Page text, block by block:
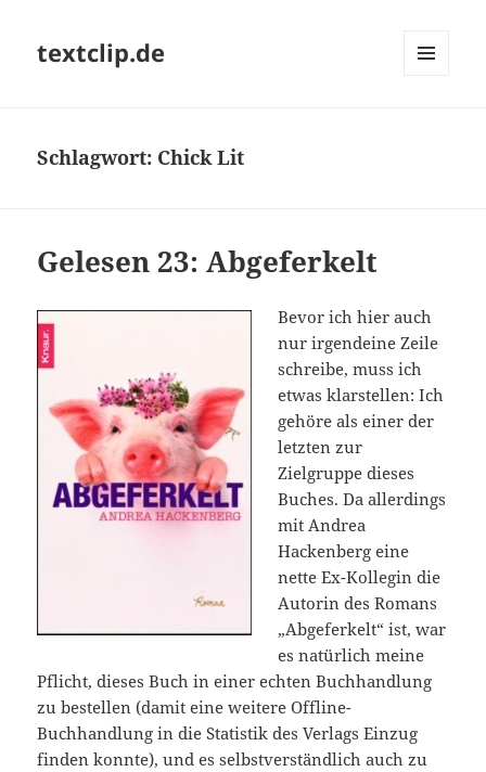
textclip.de
Schlagwort: Chick Lit
Gelesen 23: Abgeferkelt
Bevor ich hier auch
nur irgendeine Zeile
schreibe, muss ich
etwas klarstellen: Ich
gehöre als einer der
letzten zur
Zielgruppe dieses
Buches. Da allerdings
mit Andrea
Hackenberg eine
nette Ex-Kollegin die
Autorin des Romans
„Abgeferkelt“ ist, war
es natürlich meine
Pflicht, dieses Buch in einer echten Buchhandlung
zu bestellen (damit eine weitere Offline-
Buchhandlung in die Statistik des Verlags Einzug
finden konnte), und es selbstverständlich auch zu